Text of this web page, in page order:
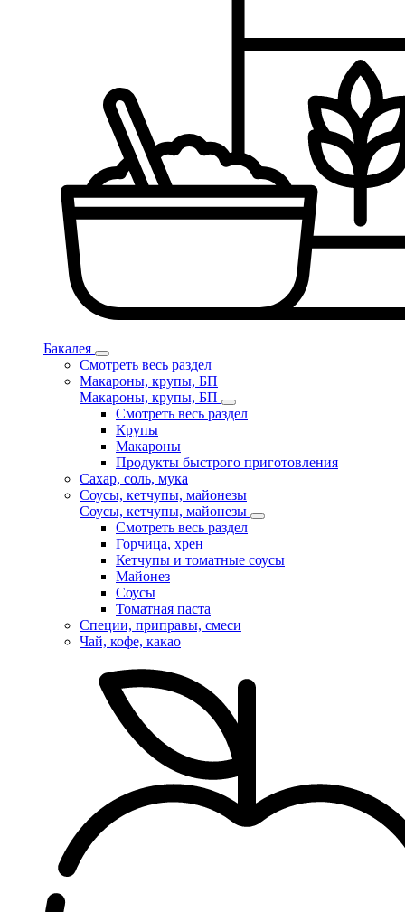
Бакалея
Смотреть весь раздел
Макароны, крупы, БП
Макароны, крупы, БП
Смотреть весь раздел
Крупы
Макароны
Продукты быстрого приготовления
Сахар, соль, мука
Соусы, кетчупы, майонезы
Соусы, кетчупы, майонезы
Смотреть весь раздел
Горчица, хрен
Кетчупы и томатные соусы
Майонез
Соусы
Томатная паста
Специи, приправы, смеси
Чай, кофе, какао